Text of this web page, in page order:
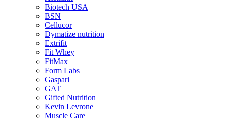
Biotech USA
BSN
Cellucor
Dymatize nutrition
Extrifit
Fit Whey
FitMax
Form Labs
Gaspari
GAT
Gifted Nutrition
Kevin Levrone
Muscle Care